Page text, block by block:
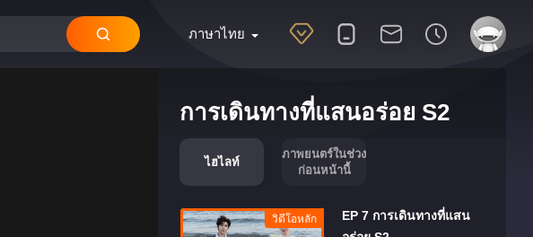
ภาษาไทย
การเดินทางที่แสนอร่อย S2
ไฮไลท์
ภาพยนตร์ในช่วง
ก่อนหน้านี้
วิดีโอหลัก
EP 7 การเดินทางที่แสน